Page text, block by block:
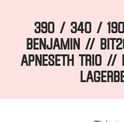
390 / 340 / 190
BENJAMIN //
APNESETH TRIO